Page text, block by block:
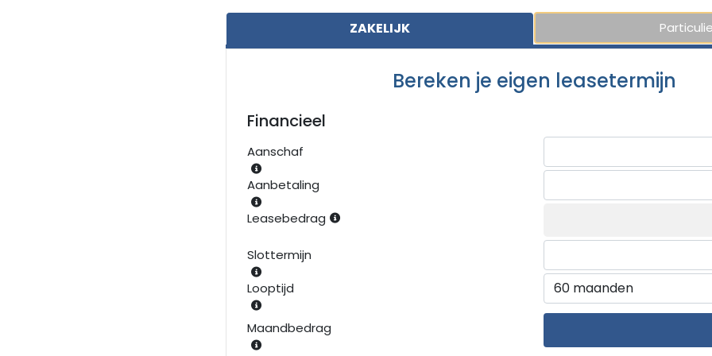
ZAKELIJK
Bereken je eigen leasetermijn
Financieel
Aanschaf
Aanbetaling
Leasebedrag
Slottermijn
Looptijd
Maandbedrag